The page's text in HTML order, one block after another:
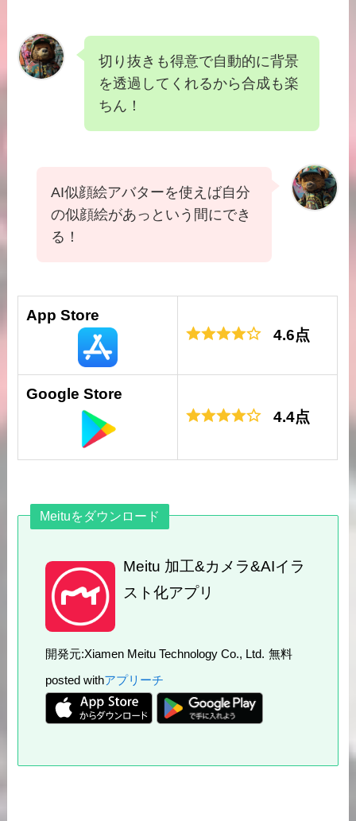
切り抜きも得意で自動的に背景
を透過してくれるから合成も楽
ちん！
AI似顔絵アバターを使えば自分
の似顔絵があっという間にでき
る！
App Store
4.6点
Google Store
4.4点
Meituをダウンロード
Meitu 加工&カメラ&AIイラ
スト化アプリ
開発元:Xiamen Meitu Technology Co., Ltd. 無料
posted withアプリーチ